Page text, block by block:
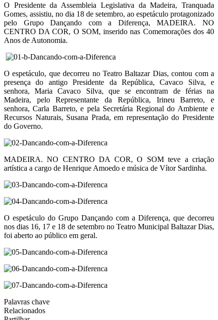
O Presidente da Assembleia Legislativa da Madeira, Tranquada
Gomes, assistiu, no dia 18 de setembro, ao espetáculo protagonizado
pelo Grupo Dançando com a Diferença, MADEIRA. NO
CENTRO DA COR, O SOM, inserido nas Comemorações dos 40
Anos de Autonomia.
O espetáculo, que decorreu no Teatro Baltazar Dias, contou com a
presença do antigo Presidente da República, Cavaco Silva, e
senhora, Maria Cavaco Silva, que se encontram de férias na
Madeira, pelo Representante da República, Irineu Barreto, e
senhora, Carla Barreto, e pela Secretária Regional do Ambiente e
Recursos Naturais, Susana Prada, em representação do Presidente
do Governo.
MADEIRA. NO CENTRO DA COR, O SOM teve a criação
artística a cargo de Henrique Amoedo e música de Vítor Sardinha.
O espetáculo do Grupo Dançando com a Diferença, que decorreu
nos dias 16, 17 e 18 de setembro no Teatro Municipal Baltazar Dias,
foi aberto ao público em geral.
Palavras chave
Relacionados